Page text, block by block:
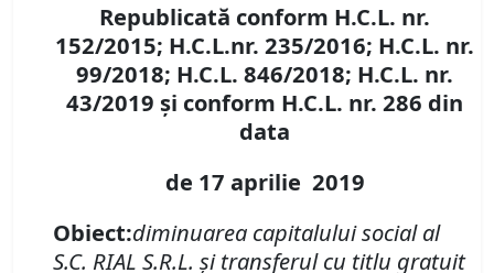
Republicată conform H.C.L. nr.
152/2015; H.C.L.nr. 235/2016; H.C.L. nr.
99/2018; H.C.L. 846/2018; H.C.L. nr.
43/2019 şi conform H.C.L. nr. 286 din
data
de 17 aprilie 2019
Obiect:diminuarea capitalului social al
S.C. RIAL S.R.L. şi transferul cu titlu gratuit